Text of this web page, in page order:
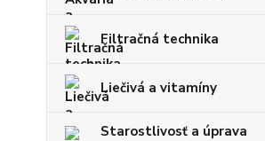
Filtračná technika
Liečivá a vitamíny
Starostlivosť a úprava